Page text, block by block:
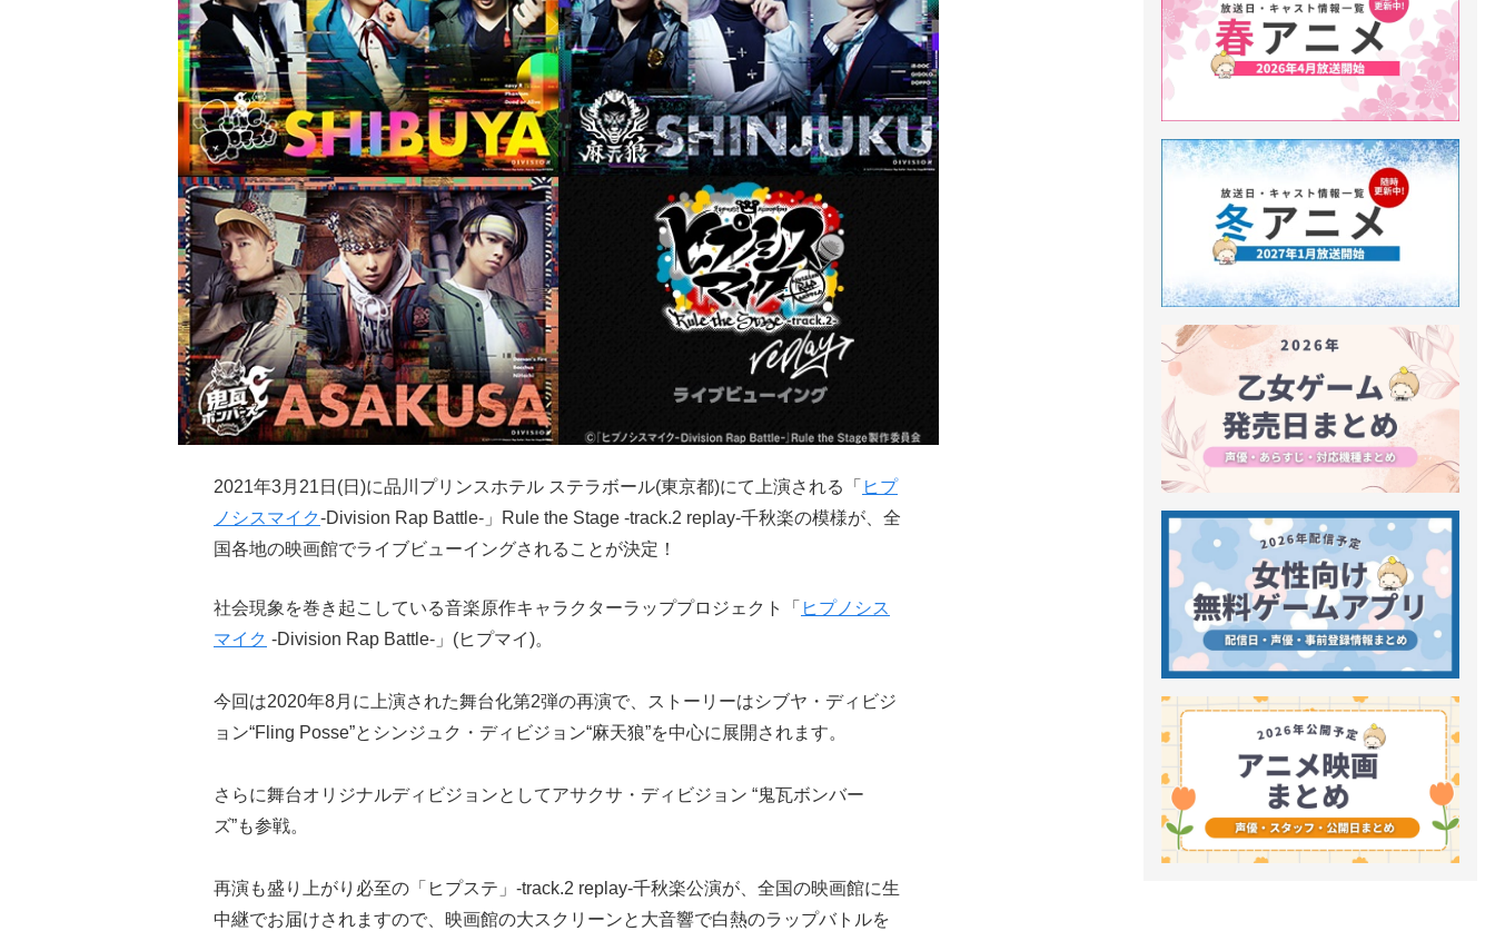
2021年3月21日(日)に品川プリンスホテル ステラボール(東京都)にて上演される「 ヒプ
ノシスマイク-Division Rap Battle-」Rule the Stage -track.2 replay-千秋楽の模様が、全
国各地の映画館でライブビューイングされることが決定！
社会現象を巻き起こしている音楽原作キャラクターラッププロジェクト「 ヒプノシス
マイク -Division Rap Battle-」(ヒプマイ)。
今回は2020年8月に上演された舞台化第2弾の再演で、ストーリーはシブヤ・ディビジ
ョン“Fling Posse”とシンジュク・ディビジョン“麻天狼”を中心に展開されます。
さらに舞台オリジナルディビジョンとしてアサクサ・ディビジョン “鬼瓦ボンバー
ズ”も参戦。
再演も盛り上がり必至の「ヒプステ」-track.2 replay-千秋楽公演が、全国の映画館に生
中継でお届けされますので、映画館の大スクリーンと大音響で白熱のラップバトルを